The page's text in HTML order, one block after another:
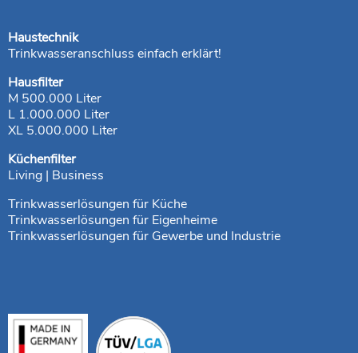
Haustechnik
Trinkwasseranschluss einfach erklärt!
Hausfilter
M 500.000 Liter
L 1.000.000 Liter
XL 5.000.000 Liter
Küchenfilter
Living | Business
Trinkwasserlösungen für Küche
Trinkwasserlösungen für Eigenheime
Trinkwasserlösungen für Gewerbe und Industrie